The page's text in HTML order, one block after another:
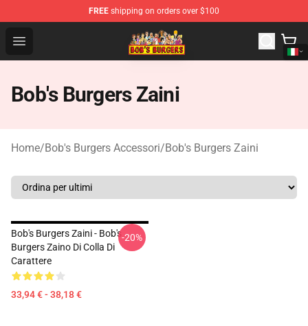
FREE shipping on orders over $100
Open menu
Bob's Burgers Store - Official Bob's Burgers Merchandise
Bob's Burgers Zaini
Home/Bob's Burgers Accessori/Bob's Burgers Zaini
Bob's Burgers Zaini - Bob's
Burgers Zaino Di Colla Di
Carattere
33,94 € - 38,18 €
-20%